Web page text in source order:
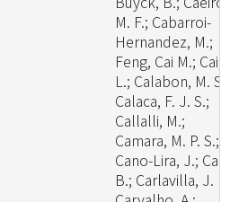
M. F.; Cabarroi-
Hernandez, M.;
Feng, Cai M.; Cai,
L.; Calabon, M. S.;
Calaca, F. J. S.;
Callalli, M.;
Camara, M. P. S.;
Cano-Lira, J.;
B.; Carlavilla, J.